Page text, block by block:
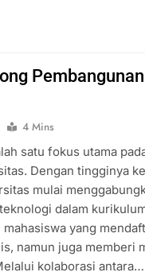
Pembangunan
4 Mins
satu fokus utama
Dengan tingginya
mulai
dalam
yang
namun juga memberi
kolaborasi antara…